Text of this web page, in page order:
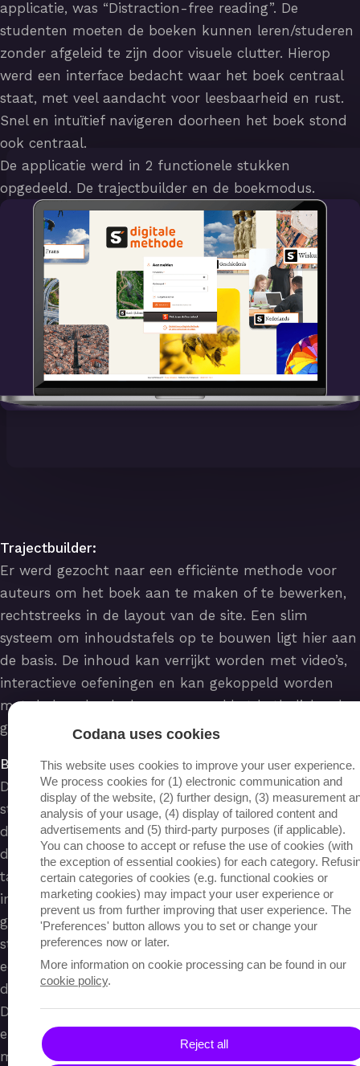
applicatie, was “Distraction-free reading”. De
studenten moeten de boeken kunnen leren/studeren
zonder afgeleid te zijn door visuele clutter. Hierop
werd een interface bedacht waar het boek centraal
staat, met veel aandacht voor leesbaarheid en rust.
Snel en intuïtief navigeren doorheen het boek stond
ook centraal.
De applicatie werd in 2 functionele stukken
opgedeeld. De trajectbuilder en de boekmodus.
Trajectbuilder:
Er werd gezocht naar een efficiënte methode voor
auteurs om het boek aan te maken of te bewerken,
rechtstreeks in de layout van de site. Een slim
systeem om inhoudstafels op te bouwen ligt hier aan
de basis. De inhoud kan verrijkt worden met video’s,
interactieve oefeningen en kan gekoppeld worden
met de leerplandoelen voor zowel het katholieke als
gemeenschapsonderwijs.
Boekmodus:
De boekmodus biedt de digitale methodes aan voor
studenten en leerkrachten. De functionaliteit van
deze modus wordt verder afgestemd op de rol van
de ingelogde gebruiker. Zo kunnen leerkrachten
taken aanmaken, groepen beheren en aangepaste
inhoud creëren voor de noden van specifieke
groepen. Ze kunnen de scores en progressie van hun
studenten ook opvolgen. Studenten krijgen dan weer
een overzicht van hun takenpakket en kunnen aan
de slag met de interactieve oefeningen.
De soms uitgebreide inhoudstafel werd overzichtelijk
en snel toegankelijk gemaakt. Op vraag kan deze ook
met extra informatie over scores en progressie van
Codana uses cookies
This website uses cookies to improve your user experience.
We process cookies for (1) electronic communication and
display of the website, (2) further design, (3) measurement
analysis of your usage, (4) display of tailored content and
advertisements and (5) third-party purposes (if applicable).
You can choose to accept or refuse the use of cookies (with
the exception of essential cookies) for each category.
certain categories of cookies (e.g. functional cookies or
marketing cookies) may impact your user experience or
prevent us from further improving that user experience. The
'Preferences' button allows you to set or change your
preferences now or later.
More information on cookie processing can be found in our
cookie policy.
Reject all